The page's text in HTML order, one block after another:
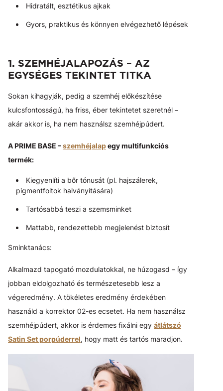
Hidratált, esztétikus ajkak
Gyors, praktikus és könnyen elvégezhető lépések
1. SZEMHÉJALAPOZÁS – AZ
EGYSÉGES TEKINTET TITKA
Sokan kihagyják, pedig a szemhéj előkészítése
kulcsfontosságú, ha friss, éber tekintetet szeretnél –
akár akkor is, ha nem használsz szemhéjpúdert.
A PRIME BASE –szemhéjalapegy multifunkciós
termék:
Kiegyenlíti a bőr tónusát (pl. hajszálerek,
pigmentfoltok halványítására)
Tartósabbá teszi a szemsminket
Mattabb, rendezettebb megjelenést biztosít
Sminktanács:
Alkalmazd tapogató mozdulatokkal, ne húzogasd – így
jobban eldolgozható és természetesebb lesz a
végeredmény. A tökéletes eredmény érdekében
használd a korrektor 02-es ecsetet. Ha nem használsz
szemhéjpúdert, akkor is érdemes fixálni egy átlátszó
Satin Set porpúderrel, hogy matt és tartós maradjon.